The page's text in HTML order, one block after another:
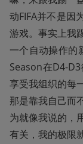
动FIFA并不是因
游戏。事实上我
一个自动操作的
Season在D4-
享受我组织的每
那是靠我自己而
为就像我说的，
有关，我的极限